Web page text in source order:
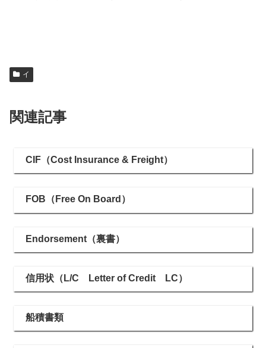
イ
関連記事
CIF（Cost Insurance & Freight）
FOB（Free On Board）
Endorsement（裏書）
信用状（L/C Letter of Credit LC）
船積書類